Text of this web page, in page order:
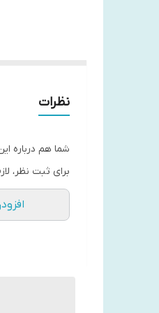
نظرات
شما هم درباره
برای ثبت نظر،